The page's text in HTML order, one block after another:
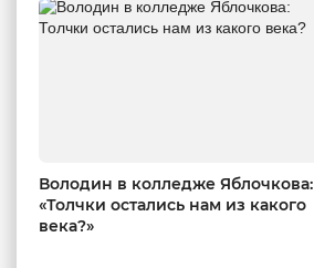
Володин в колледже Яблочкова:
«Толчки остались нам из какого
века?»